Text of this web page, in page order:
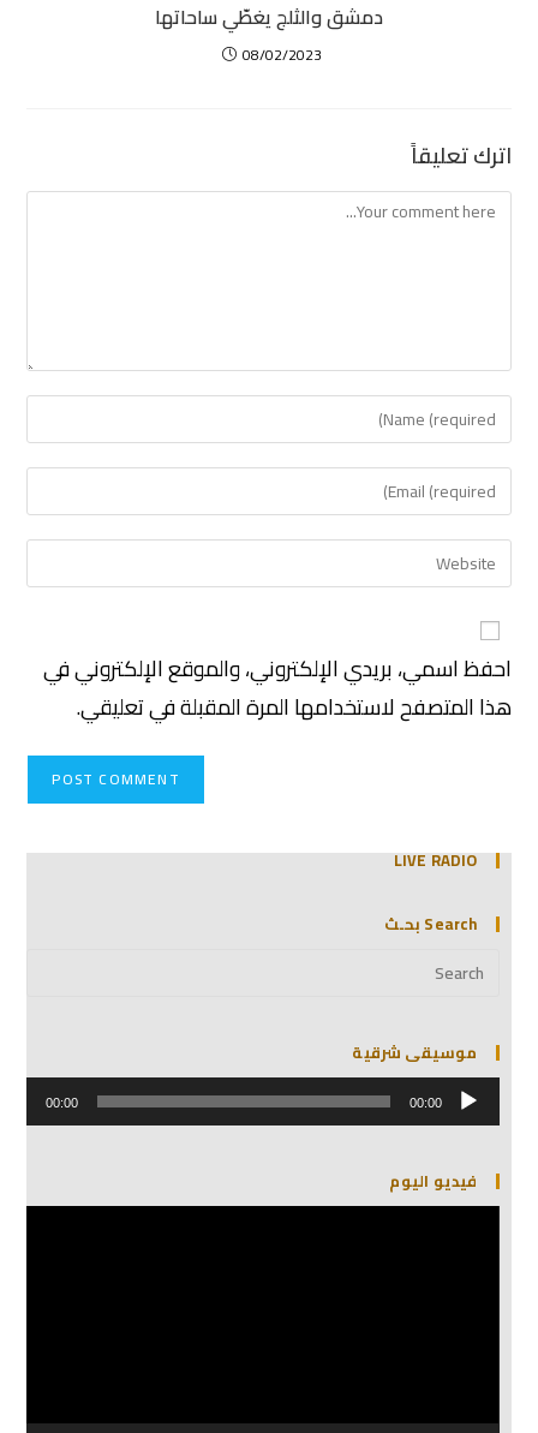
دمشق والثلج يغطّي ساحاتها
08/02/2023
اترك تعليقاً
احفظ اسمي، بريدي الإلكتروني، والموقع الإلكتروني في
هذا المتصفح لاستخدامها المرة المقبلة في تعليقي.
LIVE RADIO
Search بحـث
موسيقى شرقية
مشغل
الصوت 00:00
00:00
فيديو اليوم
مشغل